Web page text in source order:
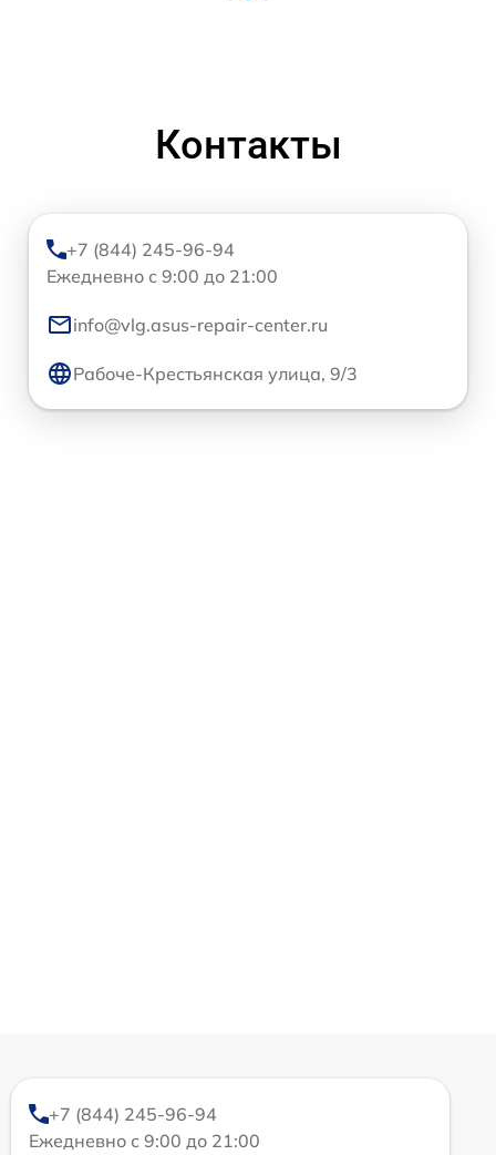
Контакты
+7 (844) 245-96-94
Ежедневно с 9:00 до 21:00
info@vlg.asus-repair-center.ru
Рабоче-Крестьянская улица, 9/3
+7 (844) 245-96-94
Ежедневно с 9:00 до 21:00